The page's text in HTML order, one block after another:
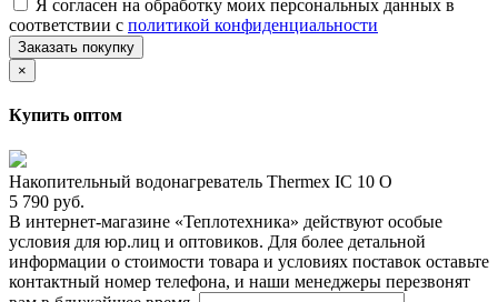
Я согласен на обработку моих персональных данных в
соответствии с политикой конфиденциальности
Заказать покупку
×
Купить оптом
Накопительный водонагреватель Thermex IC 10 O
5 790 руб.
В интернет-магазине «Теплотехника» действуют особые
условия для юр.лиц и оптовиков. Для более детальной
информации о стоимости товара и условиях поставок оставьте
контактный номер телефона, и наши менеджеры перезвонят